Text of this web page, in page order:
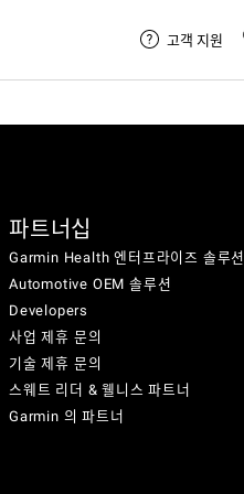
고객 지원
파트너십
Garmin Health 엔터프라이즈 솔루션
Automotive OEM 솔루션
Developers
사업 제휴 문의
기술 제휴 문의
스웨트 리더 & 웰니스 파트너
Garmin 의 파트너